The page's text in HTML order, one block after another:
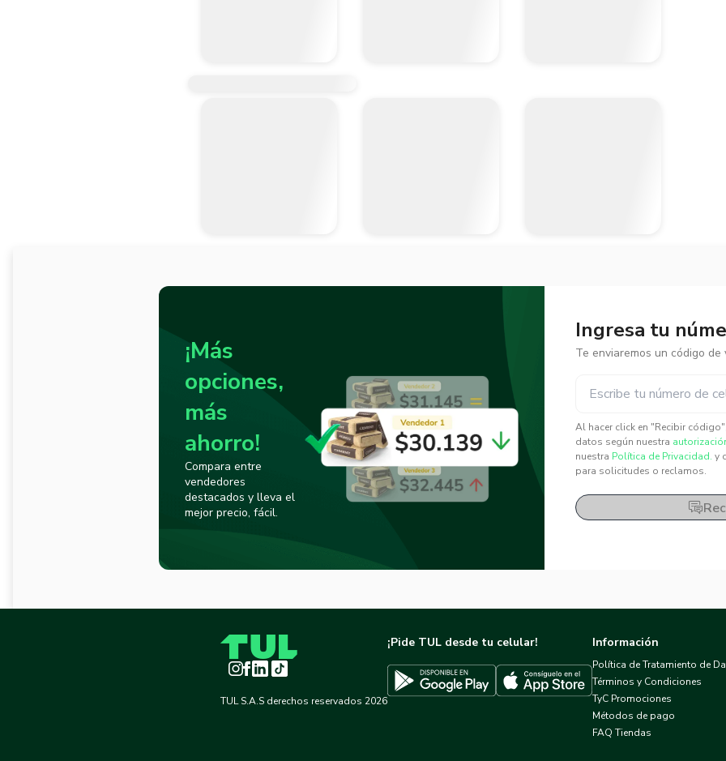
¡Más
opciones,
más
ahorro!
Compara entre
vendedores
destacados y lleva el
mejor precio, fácil.
Ingresa tu
Te enviaremos un código de
Al hacer click en "Recibir
datos según nuestra
nuestra Política de Privacidad. y
para solicitudes o reclamos.
Instagram
Facebook
LinkedInTikTok
TUL S.A.S derechos reservados 2026
¡Pide TUL desde tu celular!
Descargar TUL en Google PlayDescargar TUL en App Store
Información
Política de Tratamiento de
Términos y Condiciones
TyC Promociones
Métodos de pago
FAQ Tiendas